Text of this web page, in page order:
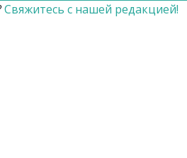
Свяжитесь с нашей редакцией!